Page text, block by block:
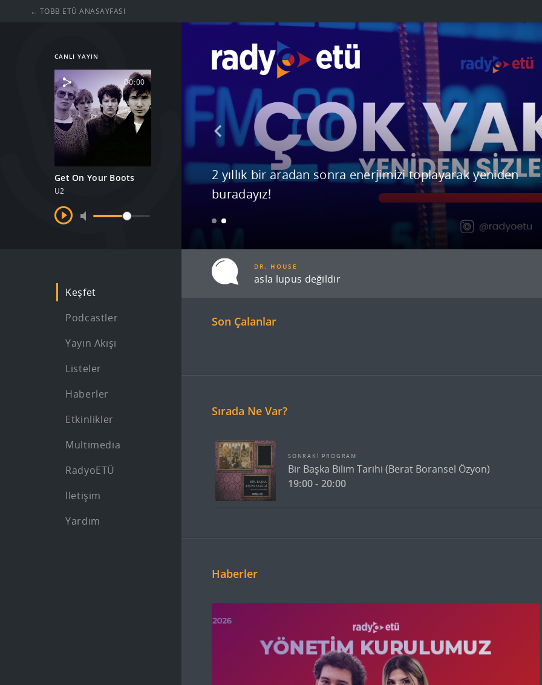
← TOBB ETÜ ANASAYFASI
CANLI YAYIN
00:00
Get On Your Boots
U2
Keşfet
Podcastler
Yayın Akışı
Listeler
Haberler
Etkinlikler
Multimedia
RadyoETÜ
İletişim
Yardım
Dünya Radyo Günü Özel
2 yıllık bir aradan sonra enerjimizi toplayarak yeniden
buradayız!
DR. HOUSE
asla lupus değildir
Son Çalanlar
Sırada Ne Var?
SONRAKİ PROGRAM
Bir Başka Bilim Tarihi (Berat Boransel Özyon)
19:00 - 20:00
Haberler